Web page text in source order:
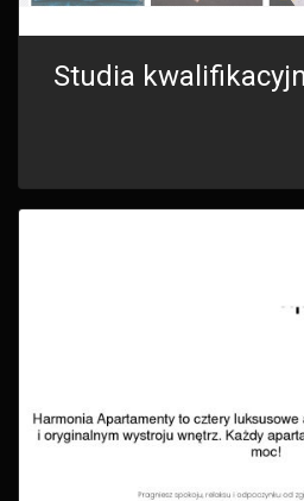
Studia